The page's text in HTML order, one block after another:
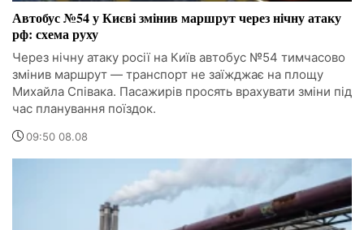
Автобус №54 у Києві змінив маршрут через нічну атаку
рф: схема руху
Через нічну атаку росії на Київ автобус №54 тимчасово
змінив маршрут — транспорт не заїжджає на площу
Михайла Співака. Пасажирів просять врахувати зміни під
час планування поїздок.
09:50 08.08